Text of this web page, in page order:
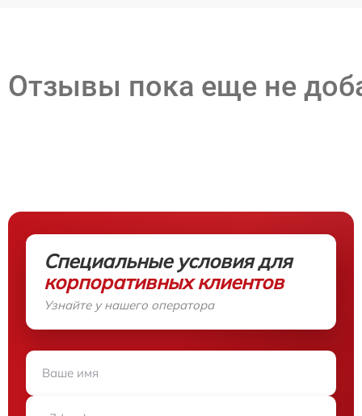
Отзывы пока еще не
Специальные условия для
корпоративных клиентов
Узнайте у нашего оператора